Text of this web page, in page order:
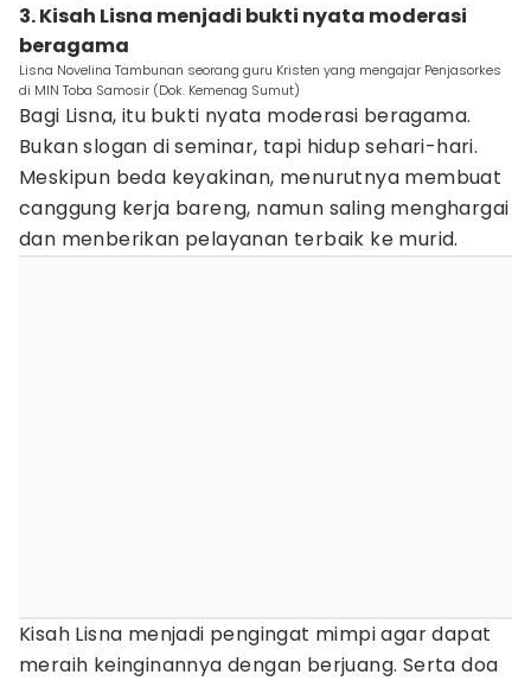
3. Kisah Lisna menjadi bukti nyata moderasi
beragama
Lisna Novelina Tambunan seorang guru Kristen yang mengajar Penjasorkes
di MIN Toba Samosir (Dok. Kemenag Sumut)
Bagi Lisna, itu bukti nyata moderasi beragama.
Bukan slogan di seminar, tapi hidup sehari-hari.
Meskipun beda keyakinan, menurutnya membuat
canggung kerja bareng, namun saling menghargai
dan menberikan pelayanan terbaik ke murid.
Kisah Lisna menjadi pengingat mimpi agar dapat
meraih keinginannya dengan berjuang. Serta doa